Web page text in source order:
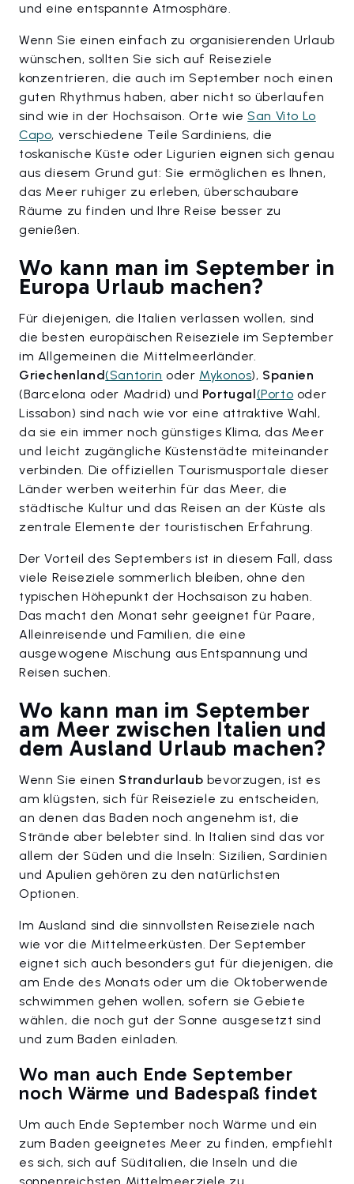
und eine entspannte Atmosphäre.
Wenn Sie einen einfach zu organisierenden Urlaub
wünschen, sollten Sie sich auf Reiseziele
konzentrieren, die auch im September noch einen
guten Rhythmus haben, aber nicht so überlaufen
sind wie in der Hochsaison. Orte wie San Vito Lo
Capo, verschiedene Teile Sardiniens, die
toskanische Küste oder Ligurien eignen sich genau
aus diesem Grund gut: Sie ermöglichen es Ihnen,
das Meer ruhiger zu erleben, überschaubare
Räume zu finden und Ihre Reise besser zu
genießen.
Wo kann man im September in
Europa Urlaub machen?
Für diejenigen, die Italien verlassen wollen, sind
die besten europäischen Reiseziele im September
im Allgemeinen die Mittelmeerländer.
Griechenland(Santorin oder Mykonos), Spanien
(Barcelona oder Madrid) und Portugal(Porto oder
Lissabon) sind nach wie vor eine attraktive Wahl,
da sie ein immer noch günstiges Klima, das Meer
und leicht zugängliche Küstenstädte miteinander
verbinden. Die offiziellen Tourismusportale dieser
Länder werben weiterhin für das Meer, die
städtische Kultur und das Reisen an der Küste als
zentrale Elemente der touristischen Erfahrung.
Der Vorteil des Septembers ist in diesem Fall, dass
viele Reiseziele sommerlich bleiben, ohne den
typischen Höhepunkt der Hochsaison zu haben.
Das macht den Monat sehr geeignet für Paare,
Alleinreisende und Familien, die eine
ausgewogene Mischung aus Entspannung und
Reisen suchen.
Wo kann man im September
am Meer zwischen Italien und
dem Ausland Urlaub machen?
Wenn Sie einen Strandurlaub bevorzugen, ist es
am klügsten, sich für Reiseziele zu entscheiden,
an denen das Baden noch angenehm ist, die
Strände aber belebter sind. In Italien sind das vor
allem der Süden und die Inseln: Sizilien, Sardinien
und Apulien gehören zu den natürlichsten
Optionen.
Im Ausland sind die sinnvollsten Reiseziele nach
wie vor die Mittelmeerküsten. Der September
eignet sich auch besonders gut für diejenigen, die
am Ende des Monats oder um die Oktoberwende
schwimmen gehen wollen, sofern sie Gebiete
wählen, die noch gut der Sonne ausgesetzt sind
und zum Baden einladen.
Wo man auch Ende September
noch Wärme und Badespaß findet
Um auch Ende September noch Wärme und ein
zum Baden geeignetes Meer zu finden, empfiehlt
es sich, sich auf Süditalien, die Inseln und die